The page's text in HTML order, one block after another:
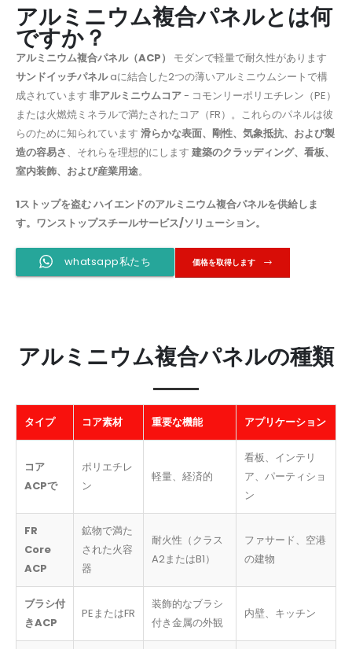
アルミニウム複合パネルとは何
ですか？
アルミニウム複合パネル（ACP）
モダンで軽量で耐久性があります
サンドイッチパネルaに結合した2つの薄いアルミニウムシートで構
成されています 非アルミニウムコア- コモンリーポリエチレン（PE）
または火燃焼ミネラルで満たされたコア（FR）。これらのパネルは彼
らのために知られています 滑らかな表面、剛性、気象抵抗、および製
造の容易さ、それらを理想的にします 建築のクラッディング、看板、
室内装飾、および産業用途。
1ストップを盗むハイエンドのアルミニウム複合パネルを供給しま
す。ワンストップスチールサービス/ソリューション。
whatsapp私たち 価格を取得します
アルミニウム複合パネルの種類
タイプ コア素材 重要な機能 アプリケーション
コア
ACPで
ポリエチレ
ン
軽量、経済的
看板、インテリ
ア、パーティショ
ン
FR
Core
ACP
鉱物で満た
された火容
器
耐火性（クラス
A2またはB1）
ファサード、空港
の建物
ブラシ付
きACP
PEまたはFR
装飾的なブラシ
付き金属の外観
内壁、キッチン